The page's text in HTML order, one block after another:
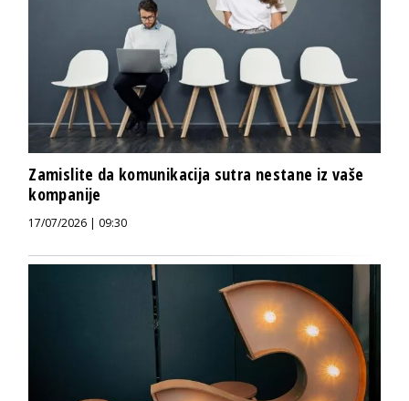
Zamislite da komunikacija sutra nestane iz vaše
kompanije
17/07/2026 | 09:30